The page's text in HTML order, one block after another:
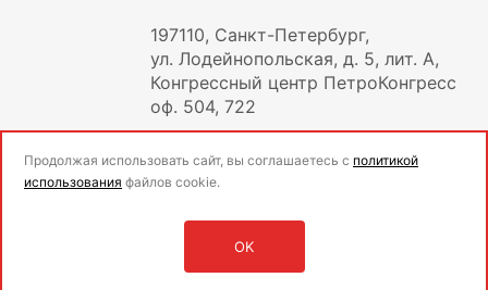
197110, Санкт-Петербург,
ул. Лодейнопольская, д. 5, лит. А,
Конгрессный центр ПетроКонгресс
оф. 504, 722
Оставить заявку
Продолжая использовать сайт, вы соглашаетесь с политикой
использования файлов cookie.
OK